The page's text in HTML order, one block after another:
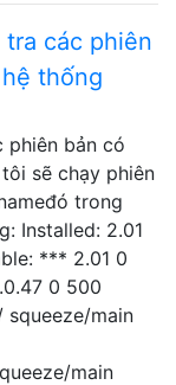
các phiên
thống
phiên bản có
sẽ chạy phiên
trong
Installed: 2.01
*** 2.01 0
0 500
squeeze/main
main